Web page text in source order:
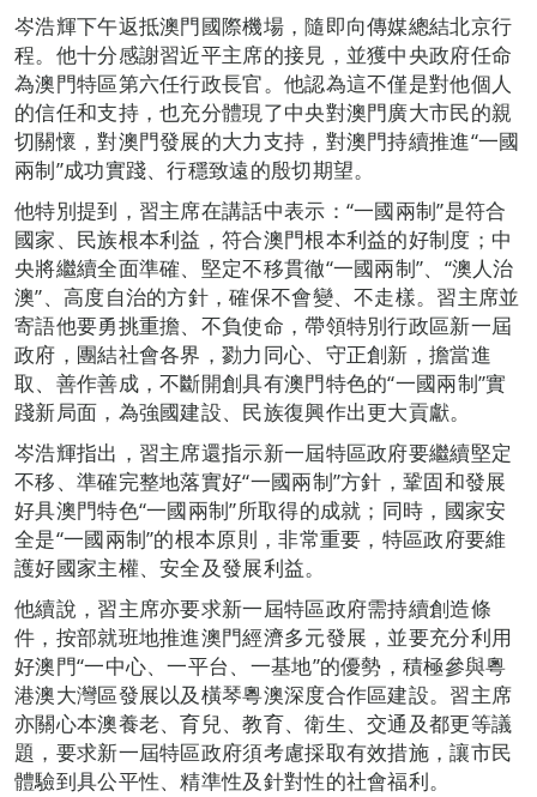
岑浩輝下午返抵澳門國際機場，隨即向傳媒總結北京行
程。他十分感謝習近平主席的接見，並獲中央政府任命
為澳門特區第六任行政長官。他認為這不僅是對他個人
的信任和支持，也充分體現了中央對澳門廣大市民的親
切關懷，對澳門發展的大力支持，對澳門持續推進“一國
兩制”成功實踐、行穩致遠的殷切期望。
他特別提到，習主席在講話中表示：“一國兩制”是符合
國家、民族根本利益，符合澳門根本利益的好制度；中
央將繼續全面準確、堅定不移貫徹“一國兩制”、“澳人治
澳”、高度自治的方針，確保不會變、不走樣。習主席並
寄語他要勇挑重擔、不負使命，帶領特別行政區新一屆
政府，團結社會各界，勠力同心、守正創新，擔當進
取、善作善成，不斷開創具有澳門特色的“一國兩制”實
踐新局面，為強國建設、民族復興作出更大貢獻。
岑浩輝指出，習主席還指示新一屆特區政府要繼續堅定
不移、準確完整地落實好“一國兩制”方針，鞏固和發展
好具澳門特色“一國兩制”所取得的成就；同時，國家安
全是“一國兩制”的根本原則，非常重要，特區政府要維
護好國家主權、安全及發展利益。
他續說，習主席亦要求新一屆特區政府需持續創造條
件，按部就班地推進澳門經濟多元發展，並要充分利用
好澳門“一中心、一平台、一基地”的優勢，積極參與粵
港澳大灣區發展以及橫琴粵澳深度合作區建設。習主席
亦關心本澳養老、育兒、教育、衛生、交通及都更等議
題，要求新一屆特區政府須考慮採取有效措施，讓市民
體驗到具公平性、精準性及針對性的社會福利。